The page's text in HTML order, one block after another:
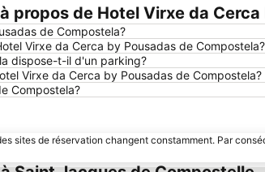
propos de Hotel Virxe da
de Compostela?
Virxe da Cerca by Pousadas de Compostela?
dispose-t-il d'un parking?
Virxe da Cerca by Pousadas de Compostela?
Compostela?
sites de réservation changent constamment. Par